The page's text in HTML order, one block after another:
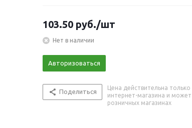
103.50 руб./шт
Нет в наличии
Авторизоваться
Поделиться
Цена действительна
интернет-магазина и
розничных магазинах